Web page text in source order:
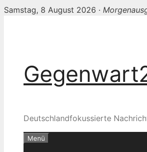
Samstag, 8 August 2026 ·
Deutschlandfokussierte
Menü